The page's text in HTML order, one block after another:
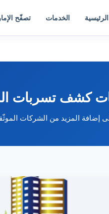
الرئيسية الخدمات تصفّح
كشف تسربات
إضافة المزيد من الشركات